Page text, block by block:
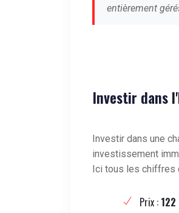
entièrement
Investir dans
Investir dans une
investissement
Ici tous les chiffres
Prix :